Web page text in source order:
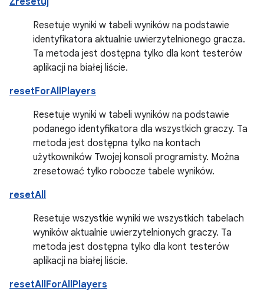
Resetuje wyniki w tabeli wyników na podstawie
identyfikatora aktualnie uwierzytelnionego gracza.
Ta metoda jest dostępna tylko dla kont testerów
aplikacji na białej liście.
resetForAllPlayers
Resetuje wyniki w tabeli wyników na podstawie
podanego identyfikatora dla wszystkich graczy. Ta
metoda jest dostępna tylko na kontach
użytkowników Twojej konsoli programisty. Można
zresetować tylko robocze tabele wyników.
resetAll
Resetuje wszystkie wyniki we wszystkich tabelach
wyników aktualnie uwierzytelnionych graczy. Ta
metoda jest dostępna tylko dla kont testerów
aplikacji na białej liście.
resetAllForAllPlayers